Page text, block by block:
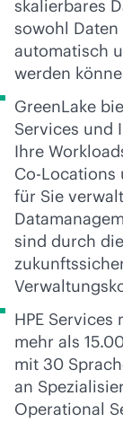
skalierbares
sowohl
automatisch
werden
GreenLake
Services und
Ihre
Co-Locations
für Sie
sind durch
HPE
mehr als
mit 30
an
Operational